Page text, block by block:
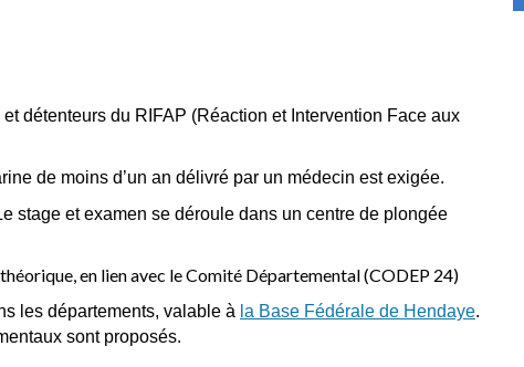
détenteurs du RIFAP (Réaction et Intervention Face aux
de moins d’un an délivré par un médecin est exigée.
stage et examen se déroule dans un centre de plongée
en lien avec le Comité Départemental (CODEP 24)
les départements, valable à la Base Fédérale de Hendaye.
sont proposés.